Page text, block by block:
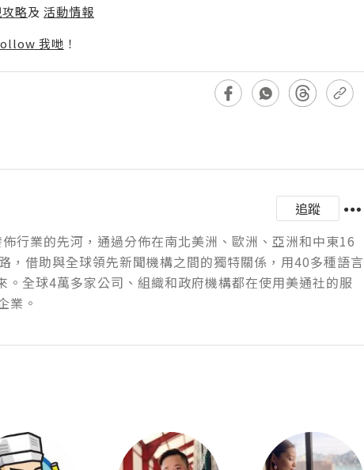
略及 活動情報
我哋 ！
追蹤
行業的先河，通過分佈在南北美洲、歐洲、亞洲和中東16
，借助與全球領先新聞機構之間的獨特關係，用40多種語言
全球4萬多家公司、組織和政府機構都在使用美通社的服
業。